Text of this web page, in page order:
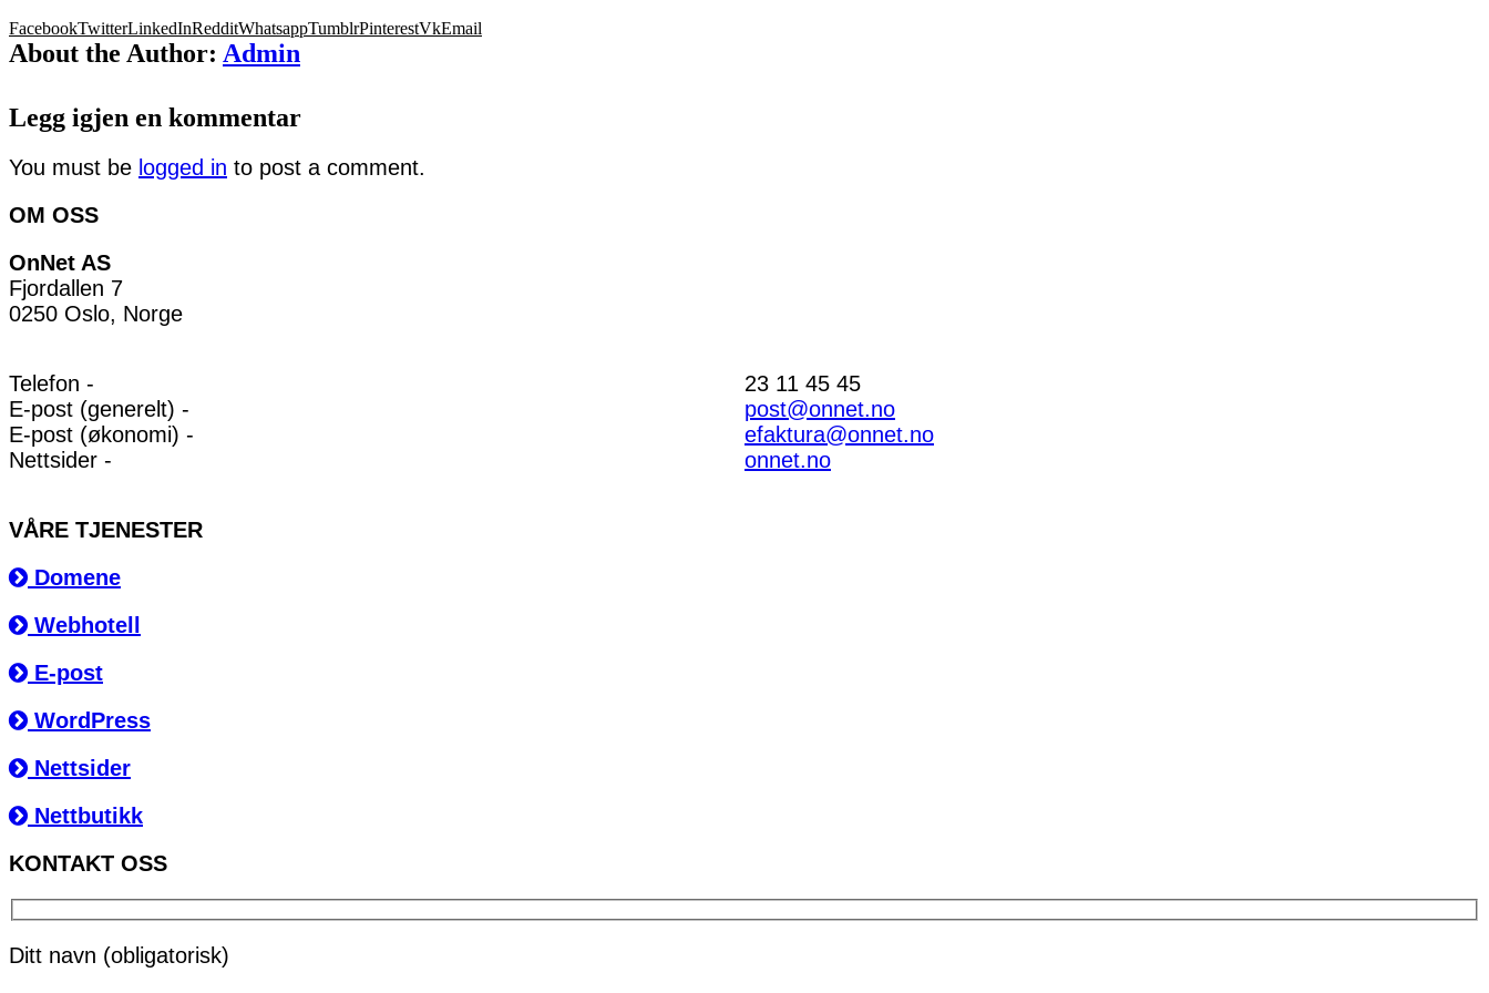
FacebookTwitterLinkedInRedditWhatsappTumblrPinterestVkEmail
About the Author: Admin
Legg igjen en kommentar
You must be logged in to post a comment.
OM OSS
OnNet AS
Fjordallen 7
0250 Oslo, Norge
Telefon -
E-post (generelt) -
E-post (økonomi) -
Nettsider -
23 11 45 45
post@onnet.no
efaktura@onnet.no
onnet.no
VÅRE TJENESTER
Domene
Webhotell
E-post
WordPress
Nettsider
Nettbutikk
KONTAKT OSS
Ditt navn (obligatorisk)